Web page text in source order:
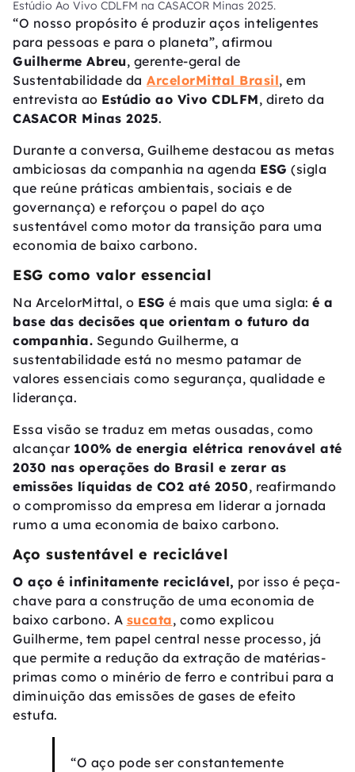
Estúdio Ao Vivo CDLFM na CASACOR Minas 2025.
“O nosso propósito é produzir aços inteligentes
para pessoas e para o planeta”, afirmou
Guilherme Abreu, gerente-geral de
Sustentabilidade da ArcelorMittal Brasil, em
entrevista ao Estúdio ao Vivo CDLFM, direto da
CASACOR Minas 2025.
Durante a conversa, Guilheme destacou as metas
ambiciosas da companhia na agenda ESG (sigla
que reúne práticas ambientais, sociais e de
governança) e reforçou o papel do aço
sustentável como motor da transição para uma
economia de baixo carbono.
ESG como valor essencial
Na ArcelorMittal, o ESG é mais que uma sigla: é a
base das decisões que orientam o futuro da
companhia. Segundo Guilherme, a
sustentabilidade está no mesmo patamar de
valores essenciais como segurança, qualidade e
liderança.
Essa visão se traduz em metas ousadas, como
alcançar 100% de energia elétrica renovável até
2030 nas operações do Brasil e zerar as
emissões líquidas de CO2 até 2050, reafirmando
o compromisso da empresa em liderar a jornada
rumo a uma economia de baixo carbono.
Aço sustentável e reciclável
O aço é infinitamente reciclável, por isso é peça-
chave para a construção de uma economia de
baixo carbono. A sucata, como explicou
Guilherme, tem papel central nesse processo, já
que permite a redução da extração de matérias-
primas como o minério de ferro e contribui para a
diminuição das emissões de gases de efeito
estufa.
“O aço pode ser constantemente